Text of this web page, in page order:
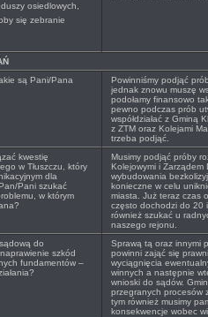
osiedlowych,
się zebranie
są Pani/Pana
Powinniśmy podjąć
jednak znowu muszę
podołamy finansowo
pewno podczas prób
współdziałać z Gminą
z ZTM oraz Kolejami
trzeba podjąć.
kwestię
w Tłuszczu, który
dla
Pani szukać
w którym
Musimy podjąć próby
Kolejowymi i Zarządem
wybudowania
konieczne w celu
miasta. Już teraz czas
często dochodzi do 20
również szukać u
naszego rejonu.
do
szkód
fundamentów –
Sprawą tą oraz innymi
powinni zająć się
wyciągnięcia
winnych a następnie
wnioski do sądów.
przegranych procesów
tym również musimy
konsekwencje wobec